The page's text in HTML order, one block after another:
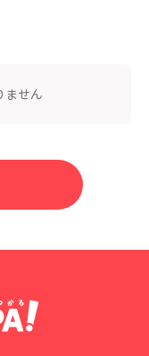
ません